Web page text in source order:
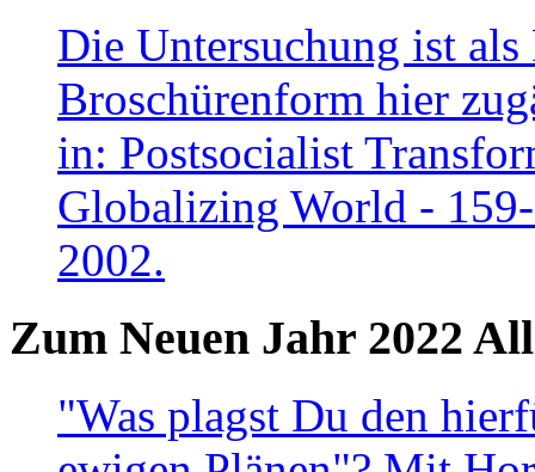
Die Untersuchung ist
Broschürenform hier
in: Postsocialist
Globalizing World -
2002.
Zum Neuen Jahr 2022
"Was plagst Du den